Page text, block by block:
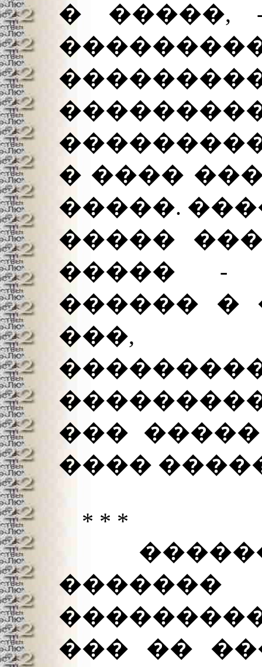
� �����,
� ����
�����.
�����
����� -
������ �
���,
���
����
* * *
��� ��